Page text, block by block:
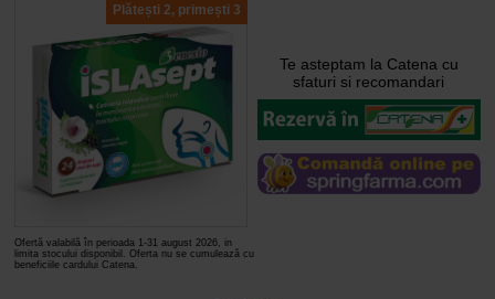
Plătești 2, primești 3
Ofertă valabilă în perioada 1-31 august 2026, in
limita stocului disponibil. Oferta nu se cumulează cu
beneficiile cardului Catena.
Te asteptam la Catena cu
sfaturi si recomandari